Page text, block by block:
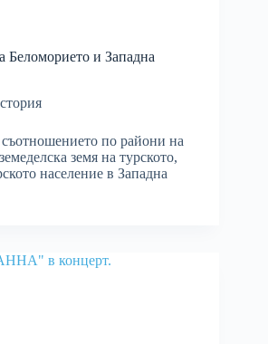
Беломорието и Западна
по райони на
земя на турското,
население в Западна